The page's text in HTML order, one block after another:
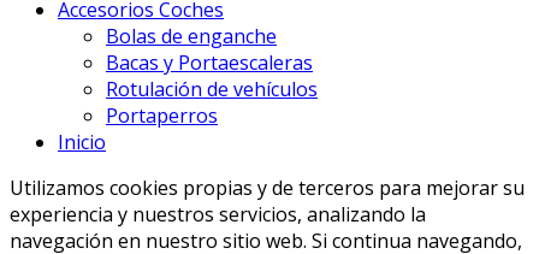
Accesorios Coches
Bolas de enganche
Bacas y Portaescaleras
Rotulación de vehículos
Portaperros
Inicio
Utilizamos cookies propias y de terceros para mejorar su
experiencia y nuestros servicios, analizando la
navegación en nuestro sitio web. Si continua navegando,